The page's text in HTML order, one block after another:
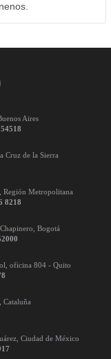
Aires
Cruz de la Sierra
Metropolitana
8218
Bogotá
oficina 804 - Quito
Cataluña
Ciudad de México